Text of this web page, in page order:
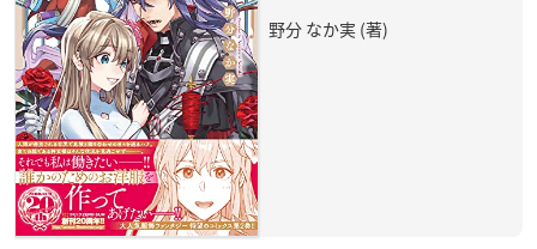
野分 なか実 (著)